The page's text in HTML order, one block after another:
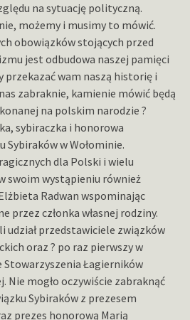
na sytuację polityczną.
możemy i musimy to mówić.
obowiązków stojących przed
jest odbudowa naszej pamięci
wam naszą historię i
zabraknie, kamienie mówić będą
na polskim narodzie ?
sybiraczka i honorowa
Sybiraków w Wołominie.
dla Polski i wielu
swoim wystąpieniu również
Radwan wspominając
przez członka własnej rodziny.
udział przedstawiciele związków
oraz ? po raz pierwszy w
Stowarzyszenia Łagierników
Nie mogło oczywiście zabraknąć
Sybiraków z prezesem
prezes honorową Marią